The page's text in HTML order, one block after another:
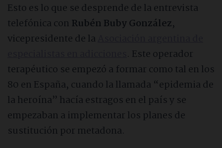
Quiénes somos
Cómo apoyamos a las familias
Opiniones sobre Adictalia
Nuestro compromiso ético
Preguntas frecuentes
Esto es lo que se desprende de la entrevista
telefónica con Rubén Buby González,
vicepresidente de la
. Este operador
terapéutico se empezó a formar como tal en los
80 en España, cuando la llamada “epidemia de
la heroína” hacía estragos en el país y se
empezaban a implementar los planes de
sustitución por metadona.